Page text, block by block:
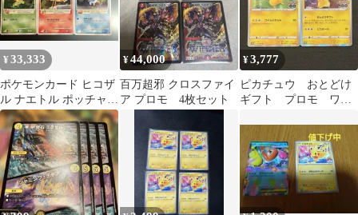
¥33,333
ポケモンカード ヒコザ
ル ナエトル ポッチャマ
プロモ プレイヤー
ズ ポケカ
¥44,000
百万超邪 クロスファイ
ア プロモ 4枚セット
¥3,777
ピカチュウ おとどけ
ギフト プロモ ワイ
カード 2枚セット